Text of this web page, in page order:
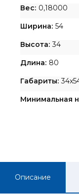
Вес: 0,18000
Ширина: 54
Высота: 34
Длина: 80
Габариты:
Минимальная
Описание